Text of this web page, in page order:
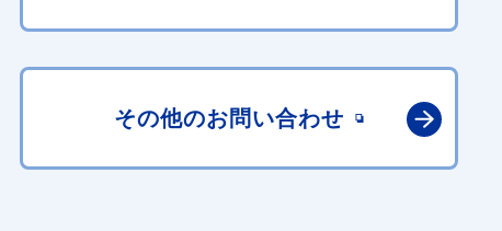
その他のお問い合わせ